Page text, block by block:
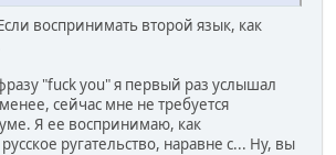
воспринимать второй язык, как
"fuck you" я первый раз услышал
сейчас мне не требуется
Я ее воспринимаю, как
ругательство, наравне с... Ну, вы